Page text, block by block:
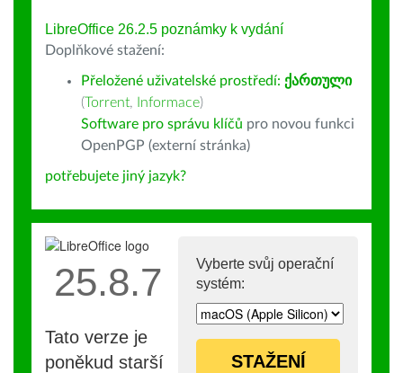
LibreOffice 26.2.5 poznámky k vydání
Doplňkové stažení:
Přeložené uživatelské prostředí: ქართული
(Torrent, Informace)
Software pro správu klíčů pro novou funkci
OpenPGP (externí stránka)
potřebujete jiný jazyk?
Vyberte svůj operační
systém:
STAŽENÍ
25.8.7
Tato verze je
poněkud starší